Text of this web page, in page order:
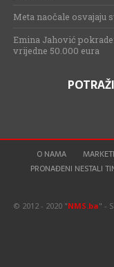
Meta naočale osvajaju
Emina Jahović
vrijedne 50.000 eura
O NAMA
PRONAĐENI NESTALI
© 2012 - 2020 "NMS.ba" -